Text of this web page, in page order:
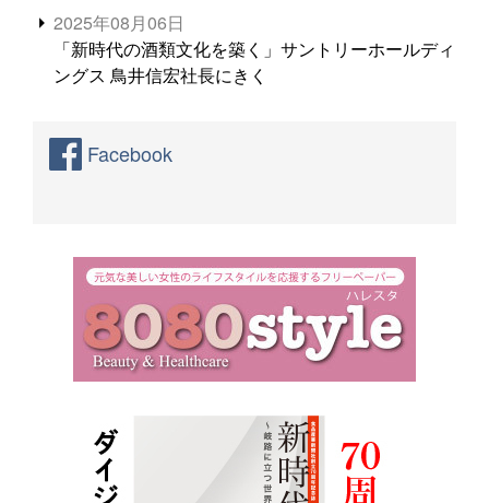
2025年08月06日
「新時代の酒類文化を築く」サントリーホールディ
ングス 鳥井信宏社長にきく
Facebook